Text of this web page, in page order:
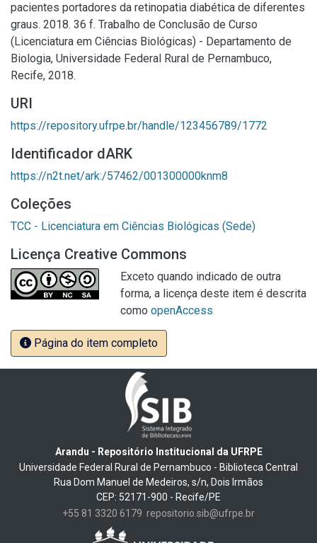
pacientes portadores da retinopatia diabética de diferentes
graus. 2018. 36 f. Trabalho de Conclusão de Curso
(Licenciatura em Ciências Biológicas) - Departamento de
Biologia, Universidade Federal Rural de Pernambuco,
Recife, 2018.
URI
https://repository.ufrpe.br/handle/123456789/1772
Identificador dARK
https://n2t.net/ark:/57462/001300000knm8
Coleções
TCC - Licenciatura em Ciências Biológicas (Sede)
Licença Creative Commons
Exceto quando indicado de outra
forma, a licença deste item é descrita
como openAccess
Página do item completo
Arandu - Repositório Institucional da UFRPE
Universidade Federal Rural de Pernambuco - Biblioteca Central
Rua Dom Manuel de Medeiros, s/n, Dois Irmãos
CEP: 52171-900 - Recife/PE
+55 81 3320 6179 repositorio.sib@ufrpe.br